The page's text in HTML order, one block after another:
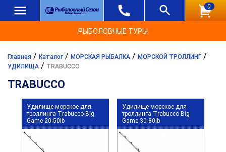
0
РЫБОЛОВНЫЕ ТУРЫ
Главная / Каталог / МОРСКАЯ РЫБАЛКА / МОРСКОЙ ТРОЛЛИНГ /
УДИЛИЩА / TRABUCCO
TRABUCCO
Удилище морское для
троллинга Trabucco Big
Game 20-50lb
Удилище морское для
троллинга Trabucco Big
Game 30-80lb